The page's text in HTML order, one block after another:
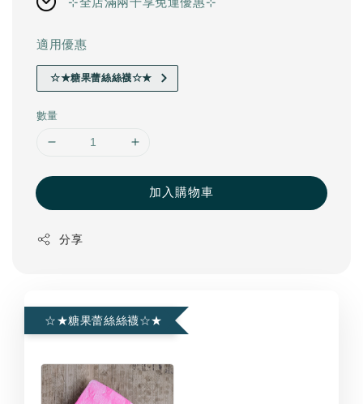
適用優惠
☆★糖果蕾絲絲襪☆★
數量
加入購物車
分享
☆★糖果蕾絲絲襪☆★